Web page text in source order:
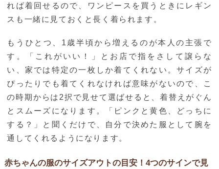
れば着回せるので、ワンピースを買うときにレギン
スも一緒に見ておくと長く着られます。
もうひとつ、1歳半頃から増えるのが本人の主張で
す。「これがいい！」とお店で指をさして譲らな
い、家では特定の一枚しか着てくれない。サイズが
ぴったりでも着てくれなければ意味がないので、こ
の時期からは2択で見せて選ばせると、着替えがぐん
とスムーズになります。「ピンクと黄色、どっちに
する？」と聞くだけで、自分で決めた服として腕を
通してくれるようになります。
赤ちゃんの服のサイズアウトの目安！4つのサインで見